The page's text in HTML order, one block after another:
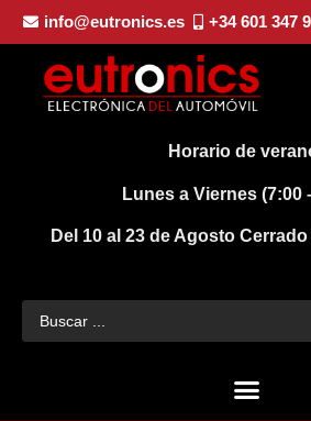
info@eutronics.es +34 601 347
Horario de
Lunes a Viernes (7:00
Del 10 al 23 de Agosto